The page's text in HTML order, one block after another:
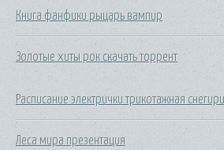
Книга фанфики рыцарь вампир
Золотые хиты рок скачать торрент
Расписание электрички трикотажная снегири
Леса мира презентация